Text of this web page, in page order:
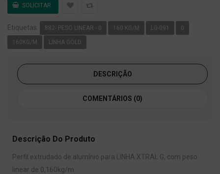
Etiquetas: 882- PESO LINEAR - 0 160 KG/M LG-091 0
160KG/M LINHA GOLD
DESCRIÇÃO
COMENTÁRIOS (0)
Descrição Do Produto
Perfil extrudado de alumínio para LINHA XTRAL G, com peso
linear de 0,160kg/m.